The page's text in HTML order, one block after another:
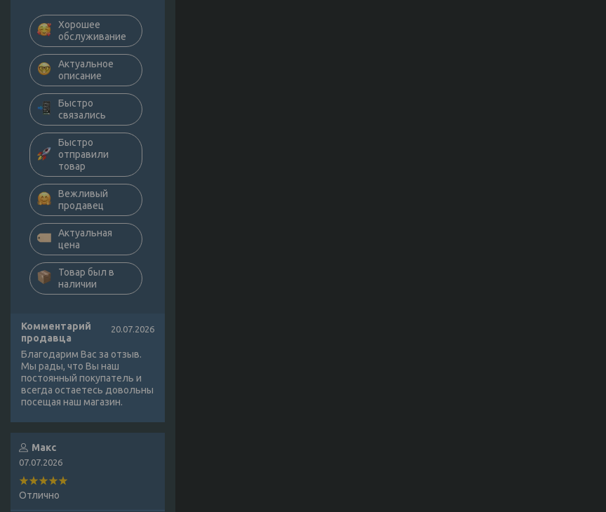
Хорошее
обслуживание
Актуальное
описание
Быстро
связались
Быстро
отправили
товар
Вежливый
продавец
Актуальная
цена
Товар был в
наличии
Комментарий
продавца
20.07.2026
Благодарим Вас за отзыв.
Мы рады, что Вы наш
постоянный покупатель и
всегда остаетесь довольны
посещая наш магазин.
Макс
07.07.2026
Отлично